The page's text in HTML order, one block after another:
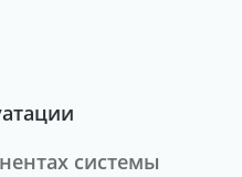
системы